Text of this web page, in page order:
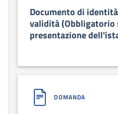
Documento di
validità (Obbligatorio
presentazione
DOMANDA